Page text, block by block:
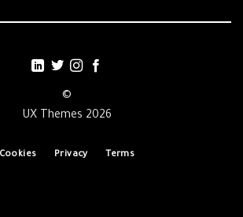
©
2026 UX Themes
Terms
Privacy
Cookies